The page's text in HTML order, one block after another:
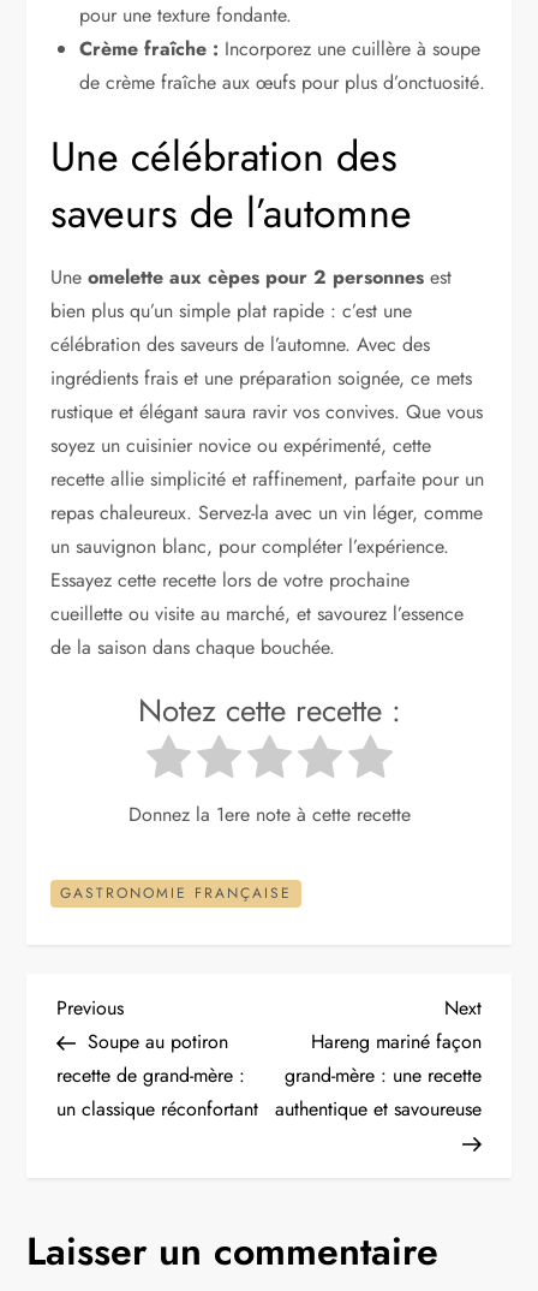
pour une texture fondante.
Crème fraîche : Incorporez une cuillère à soupe
de crème fraîche aux œufs pour plus d’onctuosité.
Une célébration des
saveurs de l’automne
Uneomelette aux cèpes pour 2 personnes est
bien plus qu’un simple plat rapide : c’est une
célébration des saveurs de l’automne. Avec des
ingrédients frais et une préparation soignée, ce mets
rustique et élégant saura ravir vos convives. Que vous
soyez un cuisinier novice ou expérimenté, cette
recette allie simplicité et raffinement, parfaite pour un
repas chaleureux. Servez-la avec un vin léger, comme
un sauvignon blanc, pour compléter l’expérience.
Essayez cette recette lors de votre prochaine
cueillette ou visite au marché, et savourez l’essence
de la saison dans chaque bouchée.
Notez cette recette :
Donnez la 1ere note à cette recette
GASTRONOMIE FRANÇAISE
N
a
v
g
Previous
Post
Previous
Soupe au potiron
recette de grand-mère :
un classique réconfortant
Next
Post
Next
Hareng mariné façon
grand-mère : une recette
authentique et savoureuse
Laisser un commentaire